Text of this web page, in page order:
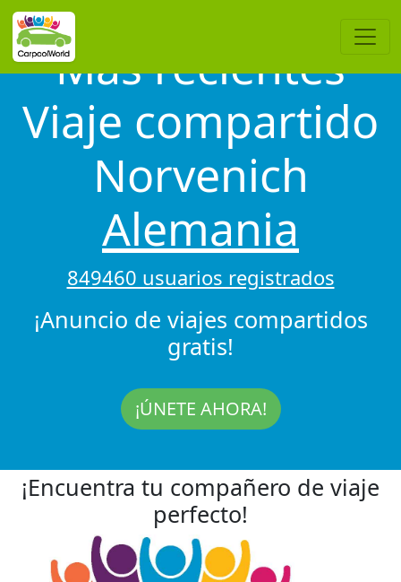
Más recientes
Viaje compartido
Norvenich
Alemania
849460 usuarios registrados
¡Anuncio de viajes compartidos
gratis!
¡ÚNETE AHORA!
¡Encuentra tu compañero de viaje
perfecto!